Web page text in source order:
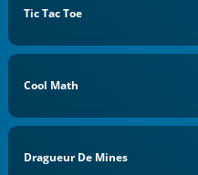
Tic Tac Toe
Cool Math
Dragueur De Mines